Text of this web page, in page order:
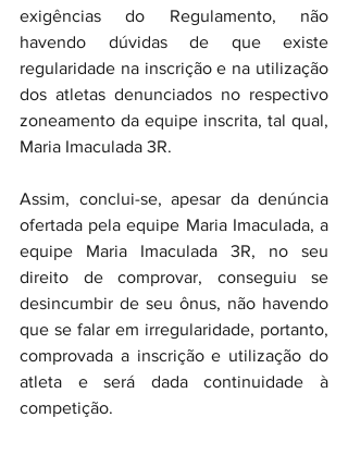
exigências do Regulamento, não
havendo dúvidas de que existe
regularidade na inscrição e na utilização
dos atletas denunciados no respectivo
zoneamento da equipe inscrita, tal qual,
Maria Imaculada 3R.
Assim, conclui-se, apesar da denúncia
ofertada pela equipe Maria Imaculada, a
equipe Maria Imaculada 3R, no seu
direito de comprovar, conseguiu se
desincumbir de seu ônus, não havendo
que se falar em irregularidade, portanto,
comprovada a inscrição e utilização do
atleta e será dada continuidade à
competição.